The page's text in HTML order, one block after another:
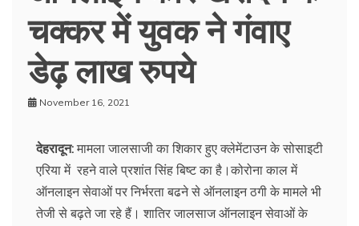
चक्कर में युवक ने गंवाए
डेढ़ लाख रुपये
November 16, 2021
देहरादून:मामला जालसाजी का शिकार हुए क्लेमेंटाउन के सोसाइटी
एरिया में रहने वाले प्रशांत सिंह बिष्ट का है।कोरोना काल में
ऑनलाइन सेवाओं पर निर्भरता बढने से ऑनलाइन ठगी के मामले भी
तेजी से बढ़ते जा रहे हैं। शातिर जालसाज ऑनलाइन सेवाओं के